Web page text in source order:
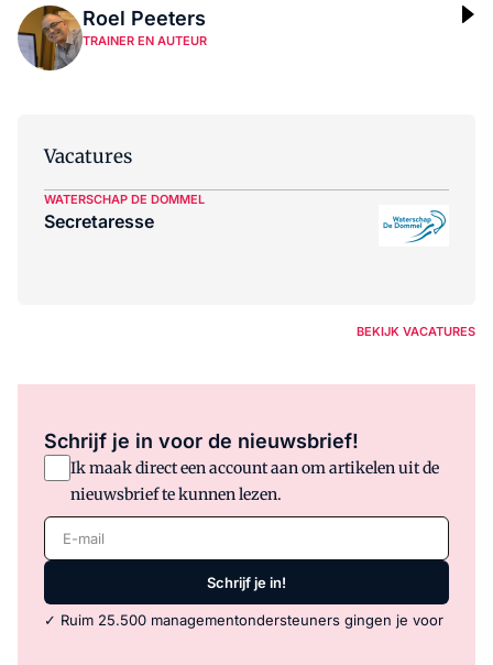
Roel Peeters
TRAINER EN AUTEUR
Vacatures
WATERSCHAP DE DOMMEL
Secretaresse
BEKIJK VACATURES
Schrijf je in voor de nieuwsbrief!
Ik maak direct een account aan om artikelen uit de
nieuwsbrief te kunnen lezen.
E-mail
Schrijf je in!
✓ Ruim 25.500 managementondersteuners gingen je voor